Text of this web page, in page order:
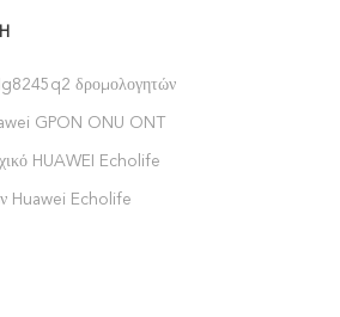
δρομολογητών
GPON ONU ONT
HUAWEI Echolife
Huawei Echolife